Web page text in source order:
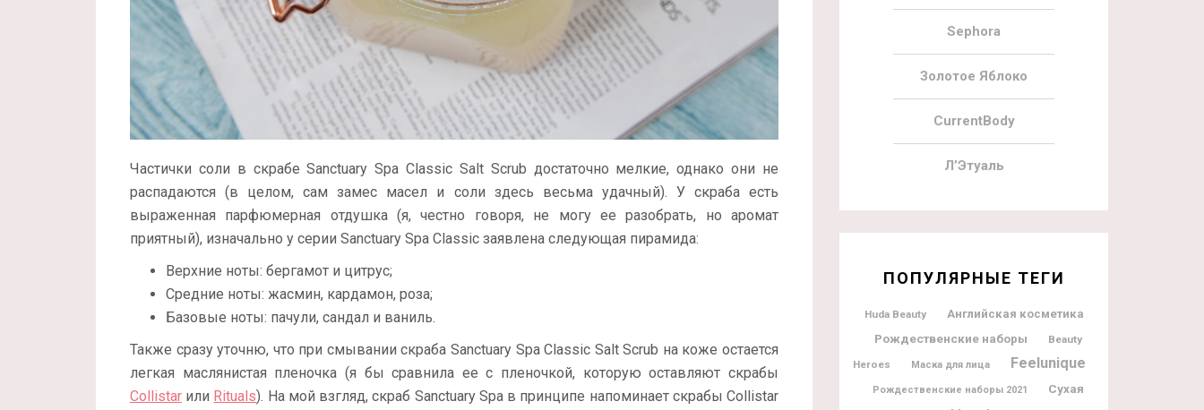
Частички соли в скрабе Sanctuary Spa Classic Salt Scrub достаточно мелкие, однако они не
распадаются (в целом, сам замес масел и соли здесь весьма удачный). У скраба есть
выраженная парфюмерная отдушка (я, честно говоря, не могу ее разобрать, но аромат
приятный), изначально у серии Sanctuary Spa Classic заявлена следующая пирамида:
Верхние ноты: бергамот и цитрус;
Средние ноты: жасмин, кардамон, роза;
Базовые ноты: пачули, сандал и ваниль.
Также сразу уточню, что при смывании скраба Sanctuary Spa Classic Salt Scrub на коже остается
легкая маслянистая пленочка (я бы сравнила ее с пленочкой, которую оставляют скрабы
Collistar или Rituals). На мой взгляд, скраб Sanctuary Spa в принципе напоминает скрабы Collistar
Sephora
Золотое Яблоко
CurrentBody
Л’Этуаль
ПОПУЛЯРНЫЕ ТЕГИ
Huda Beauty Английская косметика
Рождественские наборы
Beauty
Heroes
Маска для лица Feelunique
Рождественские наборы 2021
Сухая